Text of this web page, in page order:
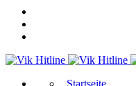
Start­sei­te